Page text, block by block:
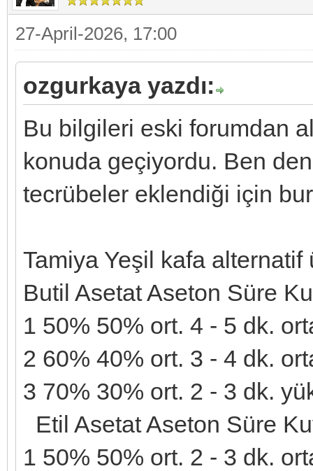
27-April-2026, 17:00
ozgurkaya yazdı:
Bu bilgileri eski forumdan
konuda geçiyordu. Ben
tecrübeler eklendiği için
Tamiya Yeşil kafa alternatif
Butil Asetat Aseton Süre
1 50% 50% ort. 4 - 5 dk.
2 60% 40% ort. 3 - 4 dk.
3 70% 30% ort. 2 - 3 dk.
Etil Asetat Aseton Süre
1 50% 50% ort. 2 - 3 dk.